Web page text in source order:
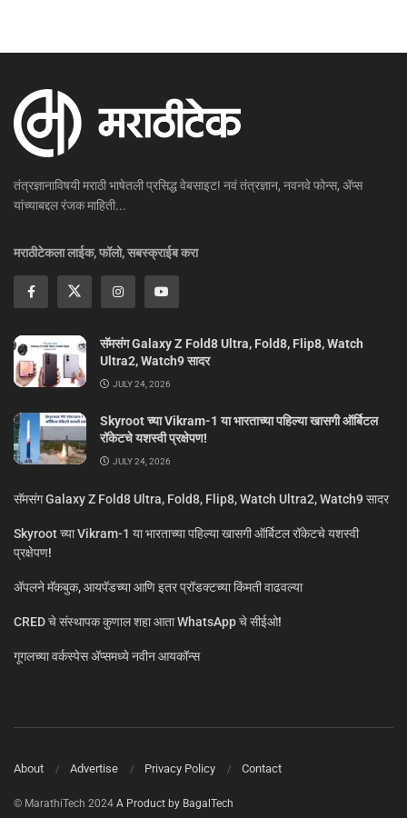
तंत्रज्ञानाविषयी मराठी भाषेतली प्रसिद्ध वेबसाइट! नवं तंत्रज्ञान, नवनवे फोन्स, ॲप्स
यांच्याबद्दल रंजक माहिती...
मराठीटेकला लाईक, फॉलो, सबस्क्राईब करा
सॅमसंग Galaxy Z Fold8 Ultra, Fold8, Flip8, Watch
Ultra2, Watch9 सादर
JULY 24, 2026
Skyroot च्या Vikram-1 या भारताच्या पहिल्या खासगी ऑर्बिटल
रॉकेटचे यशस्वी प्रक्षेपण!
JULY 24, 2026
सॅमसंग Galaxy Z Fold8 Ultra, Fold8, Flip8, Watch Ultra2, Watch9 सादर
Skyroot च्या Vikram-1 या भारताच्या पहिल्या खासगी ऑर्बिटल रॉकेटचे यशस्वी
प्रक्षेपण!
ॲपलने मॅकबुक, आयपॅडच्या आणि इतर प्रॉडक्टच्या किंमती वाढवल्या
CRED चे संस्थापक कुणाल शहा आता WhatsApp चे सीईओ!
गूगलच्या वर्कस्पेस अ‍ॅप्समध्ये नवीन आयकॉन्स
About Advertise Privacy Policy Contact
© MarathiTech 2024 A Product by BagalTech